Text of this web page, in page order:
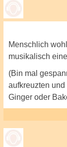
Menschlich
musikalisch
(Bin mal
aufkreuzten
Ginger oder